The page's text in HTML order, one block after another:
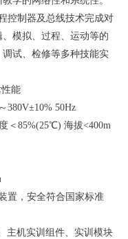
控制器及总线技术完成对
模拟、过程、运动等的
试、检修等多种技能实
能
380V±10% 50Hz
＜85%(25℃) 海拔<400m
置，安全符合国家标准
主机实训组件、实训模块